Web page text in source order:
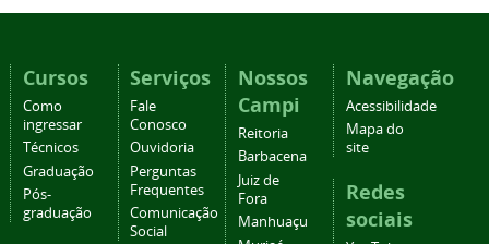
Cursos
Como
ingressar
Técnicos
Graduação
Pós-
graduação
Serviços
Fale
Conosco
Ouvidoria
Perguntas
Frequentes
Comunicação
Social
Nossos
Campi
Reitoria
Barbacena
Juiz de
Fora
Manhuaçu
Navegação
Acessibilidade
Mapa do
site
Redes
sociais